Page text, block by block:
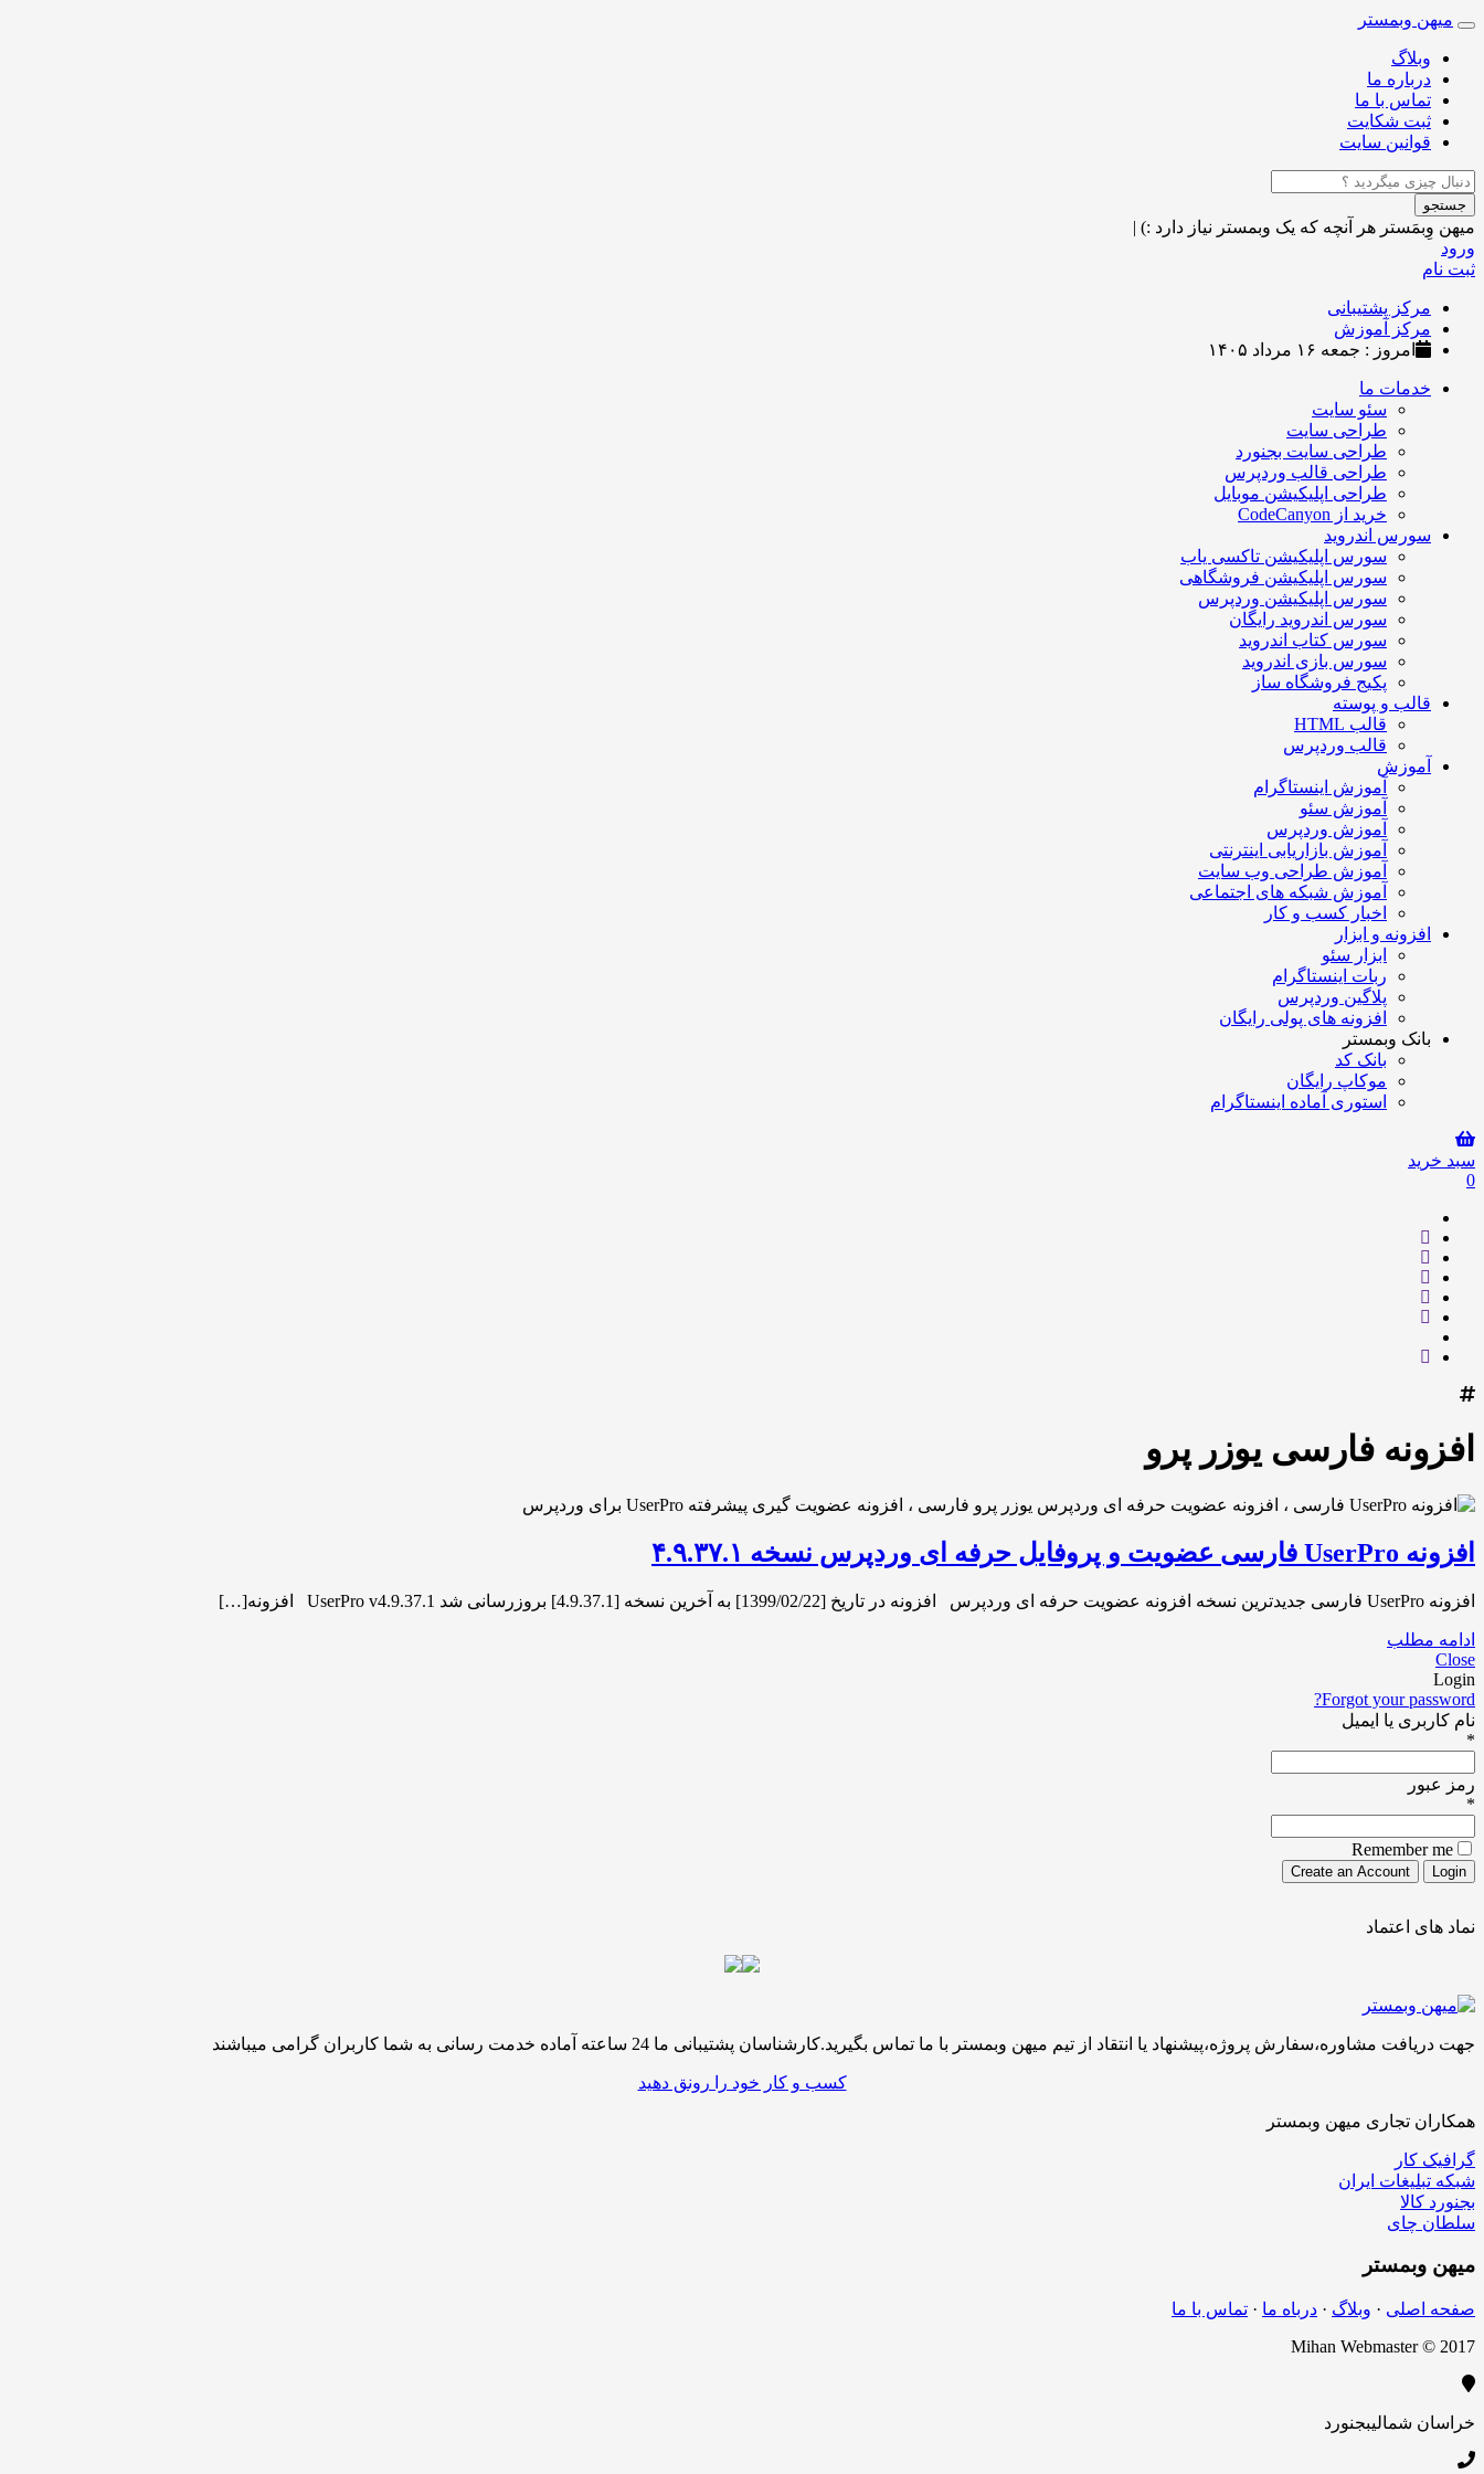
Toggle
navigation
میهن وبمستر
وبلاگ
درباره ما
تماس با ما
ثبت شکایت
قوانین سایت
جستجو
میهن وِبمَستر هر آنچه که یک وبمستر نیاز دارد :) |
ورود
ثبت نام
مرکز پشتیبانی
مرکز آموزش
امروز : جمعه ۱۶ مرداد ۱۴۰۵
خدمات ما
سئو سایت
طراحی سایت
طراحی سایت بجنورد
طراحی قالب وردپرس
طراحی اپلیکیشن موبایل
خرید از CodeCanyon
سورس اندروید
سورس اپلیکیشن تاکسی یاب
سورس اپلیکیشن فروشگاهی
سورس اپلیکیشن وردپرس
سورس اندروید رایگان
سورس کتاب اندروید
سورس بازی اندروید
پکیج فروشگاه ساز
قالب و پوسته
قالب HTML
قالب وردپرس
آموزش
آموزش اینستاگرام
آموزش سئو
آموزش وردپرس
آموزش بازاریابی اینترنتی
آموزش طراحی وب سایت
آموزش شبکه های اجتماعی
اخبار کسب و کار
افزونه و ابزار
ابزار سئو
ربات اینستاگرام
پلاگین وردپرس
افزونه های پولی رایگان
بانک وبمستر
بانک کد
موکاپ رایگان
استوری آماده اینستاگرام
سبد خرید
0
افزونه فارسی یوزر پرو
افزونه UserPro فارسی عضویت و پروفایل حرفه ای وردپرس نسخه ۴.۹.۳۷.۱
افزونه UserPro فارسی جدیدترین نسخه افزونه عضویت حرفه ای وردپرس افزونه در تاریخ [1399/02/22] به آخرین نسخه [4.9.37.1] بروزرسانی شد UserPro v4.9.37.1 افزونه[…]
ادامه مطلب
Close
Login
Forgot your password?
نام کاربری یا ایمیل
*
رمز عبور
*
Remember me
نماد های اعتماد
جهت دریافت مشاوره،سفارش پروژه،پیشنهاد یا انتقاد از تیم میهن وبمستر با ما تماس بگیرید.کارشناسان پشتیبانی ما 24 ساعته آماده خدمت رسانی به شما کاربران گرامی میباشند
کسب و کار خود را رونق دهید
همکاران تجاری میهن وبمستر
گرافیک کار
شبکه تبلیغات ایران
بجنورد کالا
سلطان چای
میهن وبمستر
صفحه اصلی · وبلاگ · درباه ما · تماس با ما
Mihan Webmaster © 2017
خراسان شمالیبجنورد